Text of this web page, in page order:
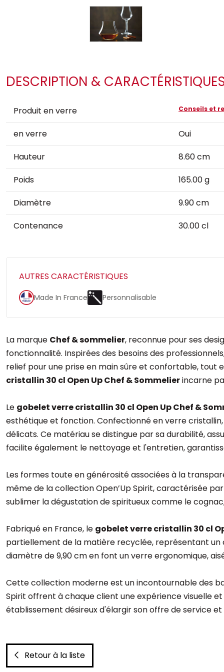
DESCRIPTION &
Produit en verre Conseils et
en verre
Oui
Hauteur
8.60 cm
Poids
165.00 g
Diamètre
9.90 cm
Contenance
30.00 cl
AUTRES CARACTÉRISTIQUES
Made In France Personnalisable
La marque Chef & sommelier, reconnue pour ses
fonctionnalité. Inspirées des besoins des
relief pour une prise en main sûre et confortable, tout
cristallin 30 cl Open Up Chef & Sommelierincarne
Le gobelet verre cristallin 30 cl Open Up Chef &
esthétique et fonction. Confectionné en verre
délicats. Ce matériau se distingue par sa durabilité,
facilite également le nettoyage et l'entretien,
Les formes toute en générosité associées à la
même de la collection Open’Up Spirit, caractérisée
sublimer la dégustation de spiritueux comme le
Fabriqué en France, le gobelet verre cristallin 30 cl
partiellement de la matière recyclée, représentant un
diamètre de 9,90 cm en font un verre ergonomique,
Cette collection moderne est un incontournable des
Spirit offrent à chaque client une expérience visuelle
établissement désireux d'élargir son offre de service
Retour à la liste